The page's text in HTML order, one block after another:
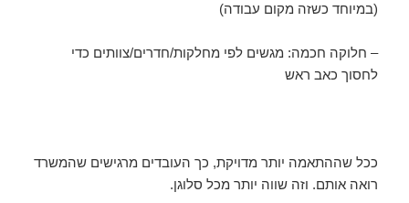
(במיוחד כשזה מקום עבודה)
– חלוקה חכמה: מגשים לפי מחלקות/חדרים/צוותים כדי
לחסוך כאב ראש
ככל שההתאמה יותר מדויקת, כך העובדים מרגישים שהמשרד
רואה אותם. וזה שווה יותר מכל סלוגן.